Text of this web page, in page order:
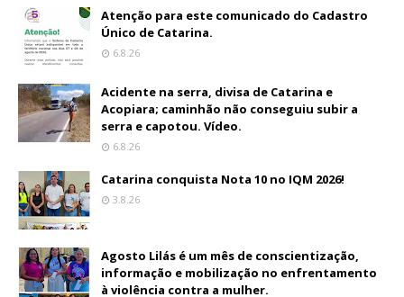
Atenção para este comunicado do Cadastro
Único de Catarina.
6.8.26
Acidente na serra, divisa de Catarina e
Acopiara; caminhão não conseguiu subir a
serra e capotou. Vídeo.
6.8.26
Catarina conquista Nota 10 no IQM 2026!
3.8.26
Agosto Lilás é um mês de conscientização,
informação e mobilização no enfrentamento
à violência contra a mulher.